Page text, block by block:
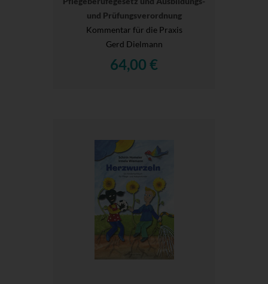
und Prüfungsverordnung
Kommentar für die Praxis
Gerd Dielmann
64,00 €